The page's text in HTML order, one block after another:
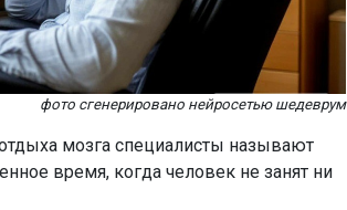
фото сгенерировано нейросетью шедеврум
мозга специалисты называют
время, когда человек не занят ни